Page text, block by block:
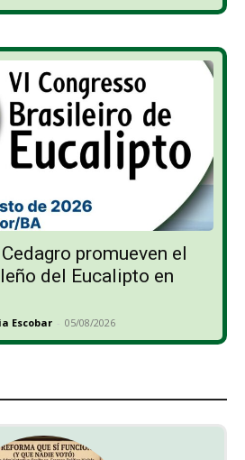
promueven el
del Eucalipto en
Escobar - 05/08/2026